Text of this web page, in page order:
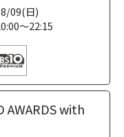
09(日)
～22:15
AWARDS with